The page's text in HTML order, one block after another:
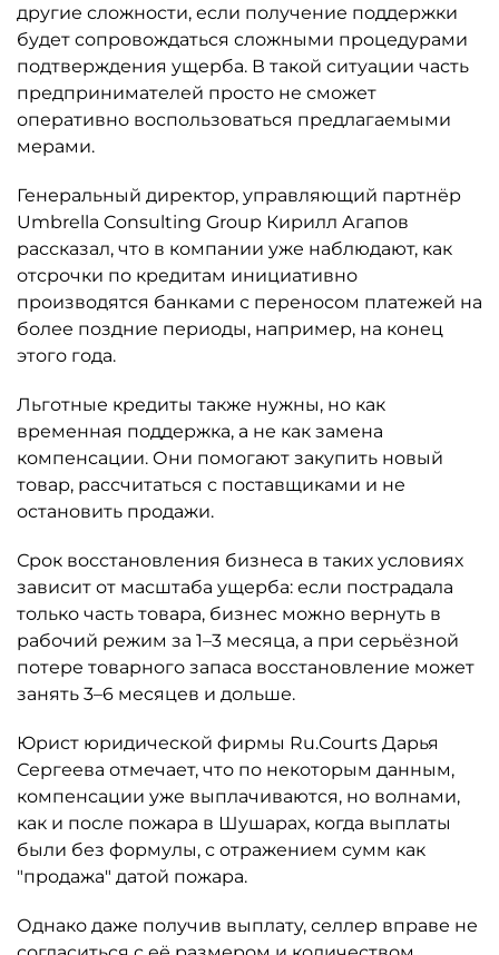
другие сложности, если получение поддержки
будет сопровождаться сложными процедурами
подтверждения ущерба. В такой ситуации часть
предпринимателей просто не сможет
оперативно воспользоваться предлагаемыми
мерами.
Генеральный директор, управляющий партнёр
Umbrella Consulting Group Кирилл Агапов
рассказал, что в компании уже наблюдают, как
отсрочки по кредитам инициативно
производятся банками с переносом платежей на
более поздние периоды, например, на конец
этого года.
Льготные кредиты также нужны, но как
временная поддержка, а не как замена
компенсации. Они помогают закупить новый
товар, рассчитаться с поставщиками и не
остановить продажи.
Срок восстановления бизнеса в таких условиях
зависит от масштаба ущерба: если пострадала
только часть товара, бизнес можно вернуть в
рабочий режим за 1–3 месяца, а при серьёзной
потере товарного запаса восстановление может
занять 3–6 месяцев и дольше.
Юрист юридической фирмы Ru.Courts Дарья
Сергеева отмечает, что по некоторым данным,
компенсации уже выплачиваются, но волнами,
как и после пожара в Шушарах, когда выплаты
были без формулы, с отражением сумм как
"продажа" датой пожара.
Однако даже получив выплату, селлер вправе не